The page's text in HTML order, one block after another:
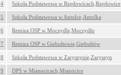
4 Szkoła Podstawowa w Rzędowicach,Rzędowice
5 Szkoła Podstawowa w Antolce,Antolka
6 Remiza OSP w Moczydle,Moczydło
7 Remiza OSP w Giebułtowie,Giebułtów
8 Szkoła Podstawowa w Zaryszynie,Zaryszyn
9 DPS w Mianocicach,Mianocice